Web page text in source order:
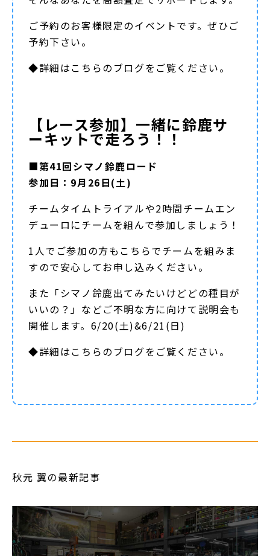
ご予約のお客様限定のイベントです。ぜひご
予約下さい。
◆詳細はこちらのブログをご覧ください。
【レース参加】一緒に鈴鹿サ
ーキットで走ろう！！
■第41回シマノ鈴鹿ロード
参加日：9月26日(土)
チームタイムトライアルや2時間チームエン
デューロにチームを組んで参加しましょう！
1人でご参加の方もこちらでチームを組みま
すので安心してお申し込みください。
また「シマノ鈴鹿出てみたいけどどの種目が
いいの？」などご不明な方に向けて説明会も
開催します。6/20(土)&6/21(日)
◆詳細はこちらのブログをご覧ください。
秋元 翼の最新記事